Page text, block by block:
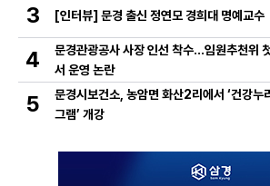
3 [인터뷰] 문경 출신 정연모 경희대 명예교수
4
문경관광공사 사장 인선 착수…임원추천위
서 운영 논란
5
문경시보건소, 농암면 화산2리에서 ‘건강누
그램’ 개강